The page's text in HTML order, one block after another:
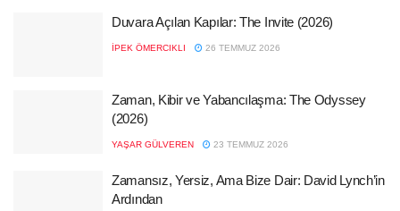
Duvara Açılan Kapılar: The Invite (2026)
İPEK ÖMERCIKLI 26 TEMMUZ 2026
Zaman, Kibir ve Yabancılaşma: The Odyssey
(2026)
YAŞAR GÜLVEREN 23 TEMMUZ 2026
Zamansız, Yersiz, Ama Bize Dair: David Lynch’in
Ardından